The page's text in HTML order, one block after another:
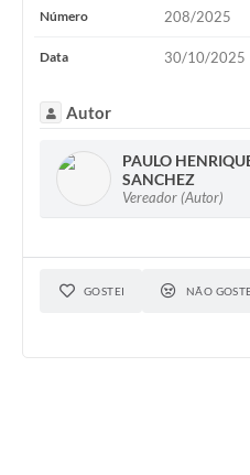
Número 208/2025
Data 30/10/2025
Autor
PAULO
SANCHEZ
Vereador (Autor)
GOSTEI NÃO